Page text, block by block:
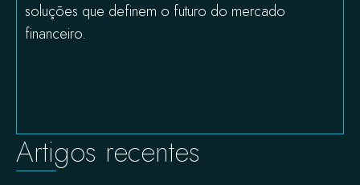
soluções que definem o futuro do mercado
financeiro.
Artigos recentes